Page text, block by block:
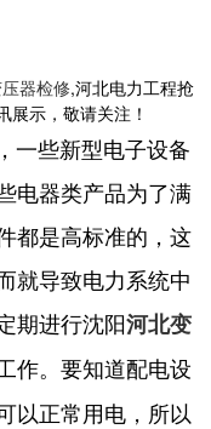
器检修,河北电力工程抢
示，敬请关注！
些新型电子设备
电器类产品为了满
都是高标准的，这
就导致电力系统中
期进行沈阳河北变
作。要知道配电设
以正常用电，所以